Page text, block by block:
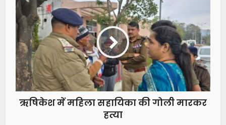
ऋषिकेश में महिला सहायिका की गोली मारकर
हत्या